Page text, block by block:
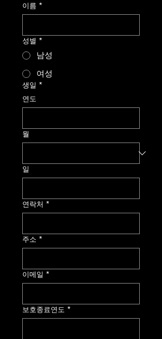
이름 *
성별 *
남성
여성
생일 *
연도
월
일
연락처 *
주소 *
이메일 *
보호종료연도 *